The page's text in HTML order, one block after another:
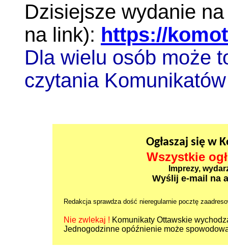
Dzisiejsze wydanie
na link): https://
Dla wielu osób może
czytania
Ogłaszaj się w
Wszystkie
Imprezy,
Wyślij e-mail na
Redakcja sprawdza dość nieregularnie pocztę
Nie zwlekaj ! Komunikaty Ottawskie
Jednogodzinne opóźnienie może